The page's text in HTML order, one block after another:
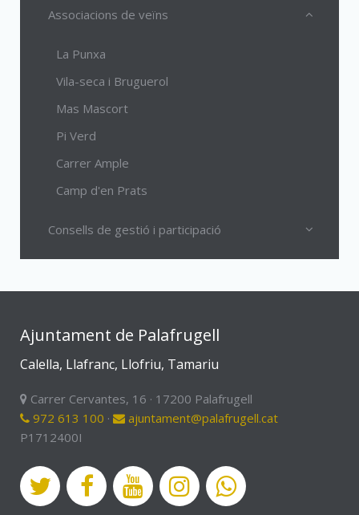
Associacions de veïns
La Punxa
Vila-seca i Bruguerol
Mas Mascort
Pi Verd
Carrer Ample
Camp d'en Prats
Consells de gestió i participació
Ajuntament de Palafrugell
Calella, Llafranc, Llofriu, Tamariu
Carrer Cervantes, 16 · 17200 Palafrugell
972 613 100 ·
ajuntament@palafrugell.cat
P1712400I